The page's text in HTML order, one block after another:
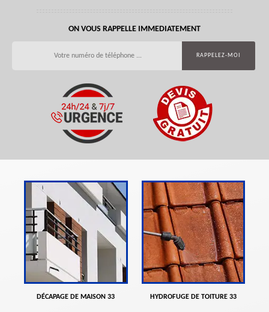
ON VOUS RAPPELLE IMMEDIATEMENT
DÉCAPAGE DE MAISON 33 HYDROFUGE DE TOITURE 33